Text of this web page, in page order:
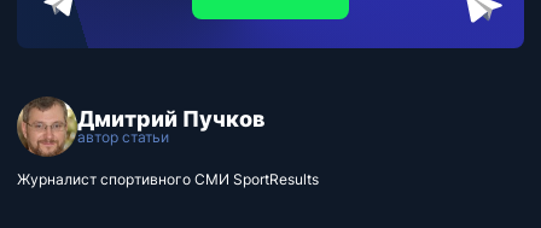
Дмитрий Пучков
автор статьи
Журналист спортивного СМИ SportResults